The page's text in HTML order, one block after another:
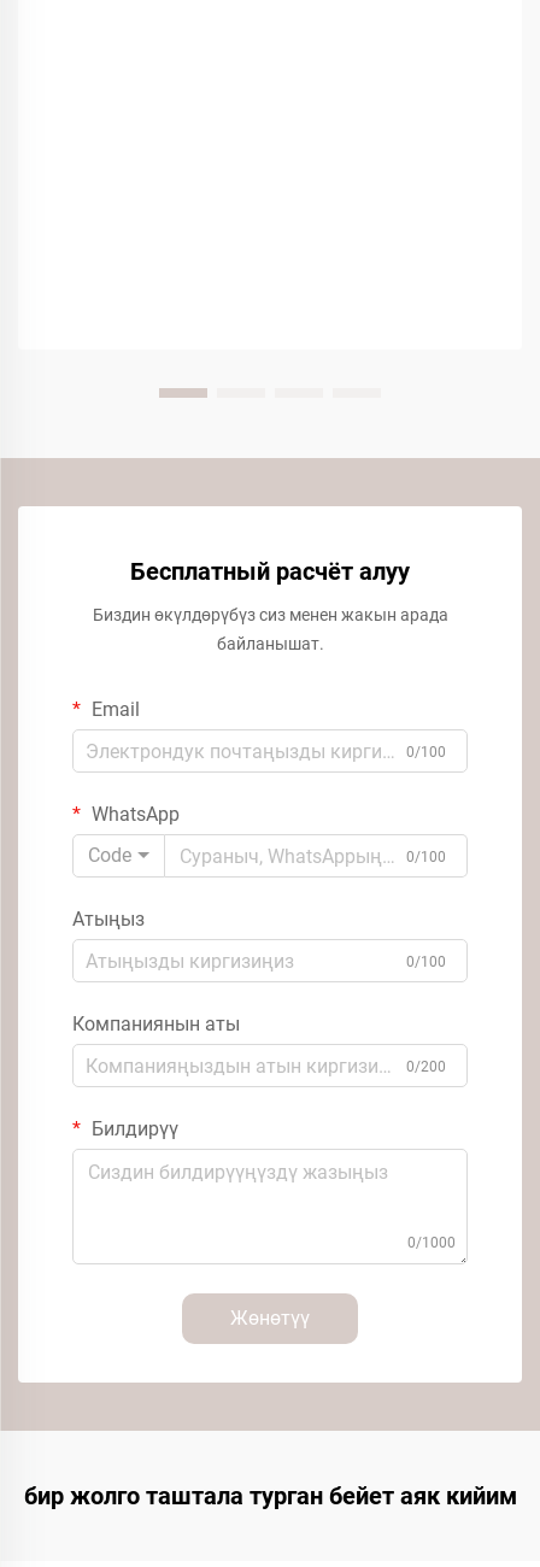
Бесплатный расчёт алуу
Биздин өкүлдөрүбүз сиз менен жакын арада
байланышат.
Email
0/100
WhatsApp
Code
0/100
Атыңыз
0/100
Компаниянын аты
0/200
Билдирүү
0/1000
Жөнөтүү
бир жолго таштала турган бейет аяк кийим